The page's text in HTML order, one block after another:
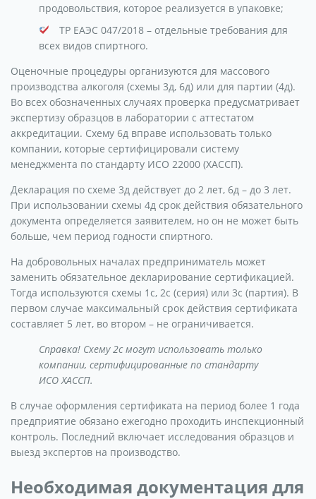
продовольствия, которое реализуется в упаковке;
ТР ЕАЭС 047/2018 – отдельные требования для
всех видов спиртного.
Оценочные процедуры организуются для массового
производства алкоголя (схемы 3д, 6д) или для партии (4д).
Во всех обозначенных случаях проверка предусматривает
экспертизу образцов в лаборатории с аттестатом
аккредитации. Схему 6д вправе использовать только
компании, которые сертифицировали систему
менеджмента по стандарту ИСО 22000 (ХАССП).
Декларация по схеме 3д действует до 2 лет, 6д – до 3 лет.
При использовании схемы 4д срок действия обязательного
документа определяется заявителем, но он не может быть
больше, чем период годности спиртного.
На добровольных началах предприниматель может
заменить обязательное декларирование сертификацией.
Тогда используются схемы 1с, 2с (серия) или 3с (партия). В
первом случае максимальный срок действия сертификата
составляет 5 лет, во втором – не ограничивается.
Справка! Схему 2с могут использовать только
компании, сертифицированные по стандарту
ИСО ХАССП.
В случае оформления сертификата на период более 1 года
предприятие обязано ежегодно проходить инспекционный
контроль. Последний включает исследования образцов и
выезд экспертов на производство.
Необходимая документация для